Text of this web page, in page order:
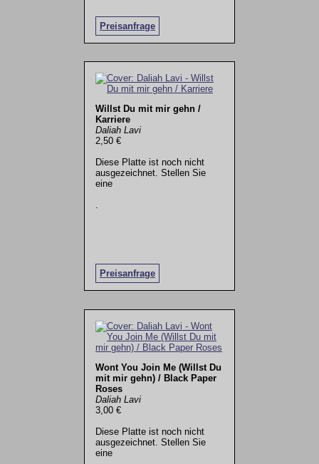
Preisanfrage
Willst Du mit mir gehn /
Karriere
Daliah Lavi
2,50 €
Diese Platte ist noch nicht
ausgezeichnet. Stellen Sie
eine
Preisanfrage
Wont You Join Me (Willst Du
mit mir gehn) / Black Paper
Roses
Daliah Lavi
3,00 €
Diese Platte ist noch nicht
ausgezeichnet. Stellen Sie
eine